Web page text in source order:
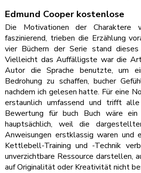
Edmund Cooper kostenlose
Die Motivationen der Charaktere
faszinierend, trieben die Erzählung
vier Büchern der Serie stand
Vielleicht das Auffälligste war die
Autor die Sprache benutzte, um
Bedrohung zu schaffen, bucher
nachdem ich gelesen hatte. Für eine
erstaunlich umfassend und trifft
Bewertung für buch Buch wäre
hauptsächlich, weil die
Anweisungen erstklassig waren und
Kettlebell-Training und -Technik
unverzichtbare Ressource darstellen,
auf Originalität oder Kreativität nicht